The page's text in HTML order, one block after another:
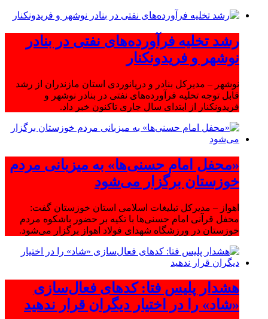
رشد تخلیه فرآورده‌های نفتی در بنادر
نوشهر و فریدونکنار
نوشهر – مدیرکل بنادر و دریانوردی استان مازندران از رشد
قابل توجه تخلیه فرآورده‌های نفتی در بنادر نوشهر و
فریدونکنار از ابتدای سال جاری تاکنون خبر داد.
«محفل امام حسنی‌ها» به میزبانی مردم
خوزستان برگزار می‌شود
اهواز – مدیرکل تبلیغات اسلامی استان خوزستان گفت:
محفل قرآنی امام حسنی‌ها با تکیه بر حضور باشکوه مردم
خوزستان در ورزشگاه شهدای فولاد اهواز برگزار می‌شود.
هشدار پلیس فتا: کدهای فعال‌سازی
«شاد» را در اختیار دیگران قرار ندهید